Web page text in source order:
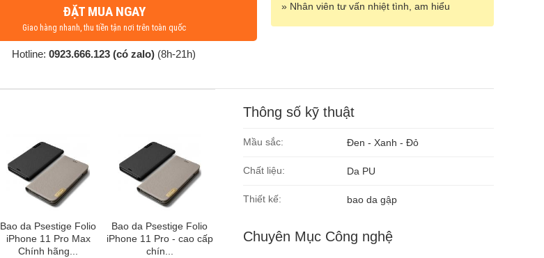
ĐẶT MUA NGAY
Giao hàng nhanh, thu tiền tận nơi trên toàn quốc
Hotline: 0923.666.123 (có zalo) (8h-21h)
» Nhân viên tư vấn nhiệt tình, am hiểu
Bao da Psestige Folio
iPhone 11 Pro Max
Chính hãng...
Bao da Psestige Folio
iPhone 11 Pro - cao cấp
chín...
Thông số kỹ thuật
Mầu sắc: Đen - Xanh - Đỏ
Chất liệu: Da PU
Thiết kế: bao da gập
Chuyên Mục Công nghệ